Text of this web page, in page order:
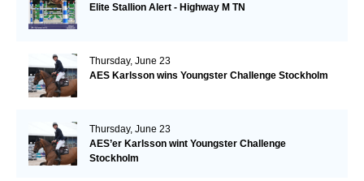
Elite Stallion Alert - Highway M TN
Thursday, June 23
AES Karlsson wins Youngster Challenge Stockholm
Thursday, June 23
AES’er Karlsson wint Youngster Challenge
Stockholm